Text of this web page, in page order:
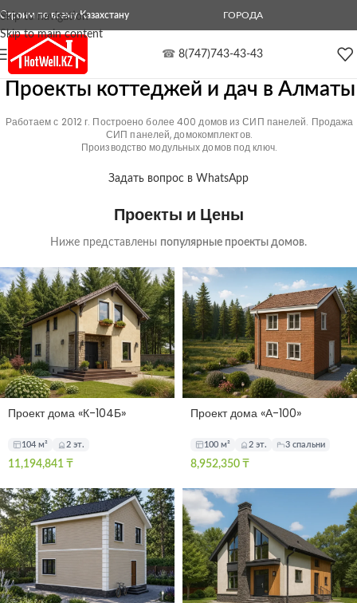
Skip to navigation
Skip to main content
Строим по всему Казахстану ГОРОДА
☎ 8(747)743-43-43
Проекты коттеджей и дач в Алматы
Работаем с 2012 г. Построено более 400 домов из СИП панелей. Продажа
СИП панелей, домокомплектов.
Производство модульных домов под ключ.
Задать вопрос в WhatsApp
Проекты и Цены
Ниже представлены популярные проекты домов.
Проект дома «К-104Б»
104 м² 2 эт.
11,194,841 ₸
Проект дома «А-100»
100 м² 2 эт. 3 спальни
8,952,350 ₸